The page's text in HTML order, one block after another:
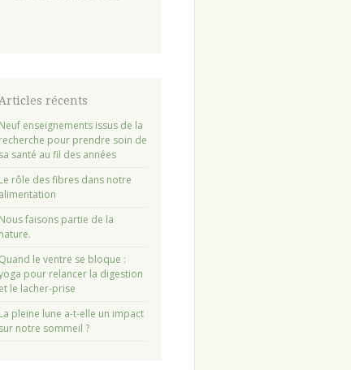
Articles récents
Neuf enseignements issus de la
recherche pour prendre soin de
sa santé au fil des années
Le rôle des fibres dans notre
alimentation
Nous faisons partie de la
nature.
Quand le ventre se bloque :
pour relancer la digestion
et le lacher-prise
La pleine lune a-t-elle un impact
sur notre sommeil ?